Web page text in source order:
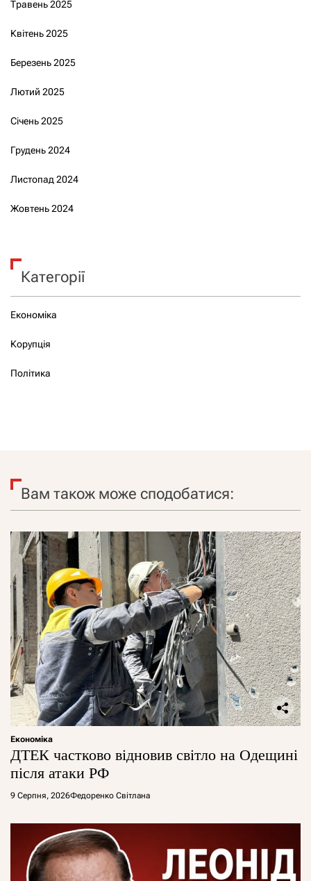
Травень 2025
Квітень 2025
Березень 2025
Лютий 2025
Січень 2025
Грудень 2024
Листопад 2024
Жовтень 2024
Категорії
Економіка
Корупція
Політика
Вам також може сподобатися:
Економіка
ДТЕК частково відновив світло на Одещині
після атаки РФ
9 Серпня, 2026Федоренко Світлана